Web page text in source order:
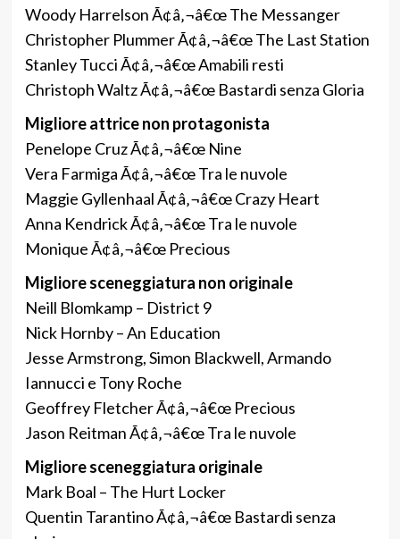
Woody Harrelson Ã¢â‚¬â€œ The Messanger
Christopher Plummer Ã¢â‚¬â€œ The Last Station
Stanley Tucci Ã¢â‚¬â€œ Amabili resti
Christoph Waltz Ã¢â‚¬â€œ Bastardi senza Gloria
Migliore attrice non protagonista
Penelope Cruz Ã¢â‚¬â€œ Nine
Vera Farmiga Ã¢â‚¬â€œ Tra le nuvole
Maggie Gyllenhaal Ã¢â‚¬â€œ Crazy Heart
Anna Kendrick Ã¢â‚¬â€œ Tra le nuvole
Monique Ã¢â‚¬â€œ Precious
Migliore sceneggiatura non originale
Neill Blomkamp – District 9
Nick Hornby – An Education
Jesse Armstrong, Simon Blackwell, Armando
Iannucci e Tony Roche
Geoffrey Fletcher Ã¢â‚¬â€œ Precious
Jason Reitman Ã¢â‚¬â€œ Tra le nuvole
Migliore sceneggiatura originale
Mark Boal – The Hurt Locker
Quentin Tarantino Ã¢â‚¬â€œ Bastardi senza